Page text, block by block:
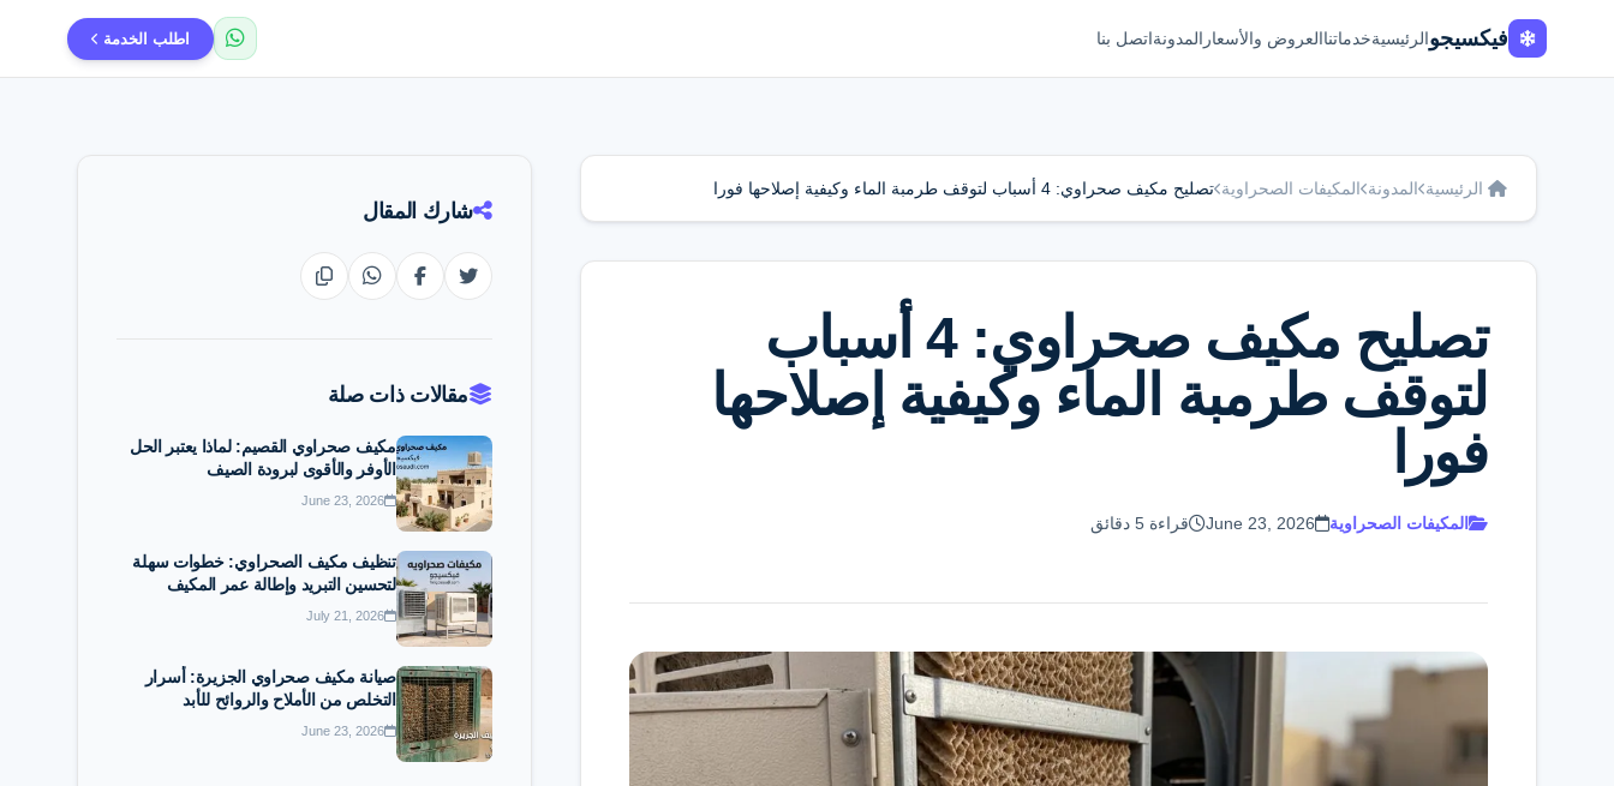
FixiGo الرئيسيةخدماتناالعروض والأسعار المدونةاتصل بنا اطلب الخدمة
الرئيسية المدونة المكيفات الصحراوية تصليح مكيف صحراوي: 4 أسباب لتوقف طرمبة الماء وكيفية إصلاحها فورا
تصليح مكيف صحراوي: 4 أسباب
لتوقف طرمبة الماء وكيفية إصلاحها
فورا
المكيفات الصحراوية June 23, 2026 قراءة 5 دقائق
شارك المقال
مقالات ذات صلة
مكيف صحراوي القصيم: لماذا يعتبر الحل
الأوفر والأقوى لبرودة الصيف
June 23, 2026
تنظيف مكيف الصحراوي: خطوات سهلة
لتحسين التبريد وإطالة عمر المكيف
July 21, 2026
صيانة مكيف صحراوي الجزيرة: أسرار
التخلص من الأملاح والروائح للأبد
June 23, 2026